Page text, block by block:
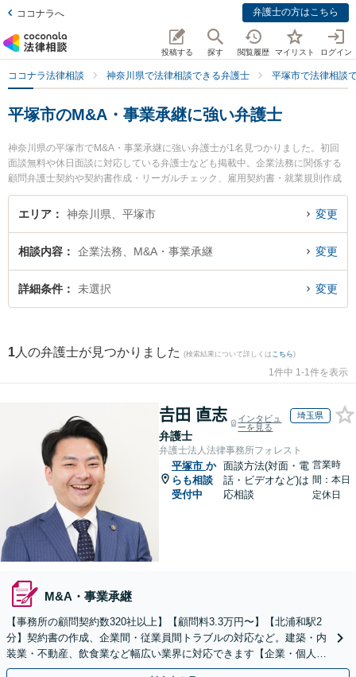
ココナラへ 弁護士の方はこちら
投稿する 探す 閲覧履歴 マイリスト ログイン
ココナラ法律相談 神奈川県で法律相談できる弁護士 平塚市で法律相談
平塚市のM&A・事業承継に強い弁護士
神奈川県の平塚市でM&A・事業承継に強い弁護士が1名見つかりました。初回
面談無料や休日面談に対応している弁護士なども掲載中。企業法務に関係する
顧問弁護士契約や契約書作成・リーガルチェック、雇用契約書・就業規則作成
等の細かな分野での絞り込み検索もでき便利です。特に稲垣総合法律事務所の
稲垣 孝宣弁護士のプロフィール情報や弁護士費用、強みなどが注目されていま
士を検索したい』『初回相談無料でM&A・事業承継を法律相談できる平塚市内
の弁護士に相談予約したい』などでお困りの相談者さんにおすすめです。
エリア 神奈川県、平塚市 変更
相談内容 企業法務、M&A・事業承継 変更
詳細条件 未選択 変更
1 人の弁護士が見つかりました (検索結果について詳しくは こちら)
1件中 1-1件を表示
𠮷田 直志
弁護士
インタビュ
ーを見る
埼玉県
弁護士法人法律事務所フォレスト
平塚市 か
らも相談
受付中
面談方法(対面・電
話・ビデオなど)は
応相談
営業時
間：本日
定休日
M&A・事業承継
【事務所の顧問契約数320社以上】【顧問料3.3万円〜】【北浦和駅2
分】契約書の作成、企業間・従業員間トラブルの対応など。建築・内
装業・不動産、飲食業など幅広い業界に対応できます【企業・個人事
業主の方初回面談無料】